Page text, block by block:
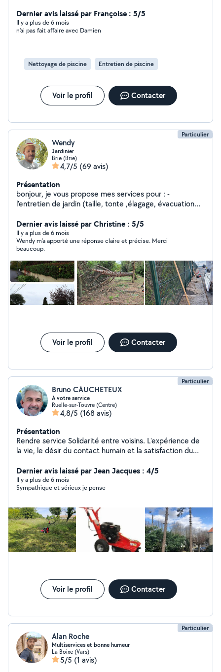
Dernier avis laissé par Françoise : 5/5
Il y a plus de 6 mois
n'ai pas fait affaire avec Damien
Nettoyage de piscine Entretien de piscine
Voir le profil Contacter
Particulier
Wendy
Jardinier
Brie (Brie)
4,7/5 (69 avis)
Présentation
bonjour, je vous propose mes services pour : -
l'entretien de jardin (taille, tonte ,élagage, évacuation
demoussage de toiture -petit bricolage -petite peinture
n'hésitez pas à me contacter
Dernier avis laissé par Christine : 5/5
Il y a plus de 6 mois
Wendy m’a apporté une réponse claire et précise. Merci
beaucoup.
Voir le profil Contacter
Particulier
Bruno CAUCHETEUX
A votre service
Ruelle-sur-Touvre (Centre)
4,8/5 (168 avis)
Présentation
Rendre service Solidarité entre voisins. L'expérience de
la vie, le désir du contact humain et la satisfaction du
dire gratuité.....
Dernier avis laissé par Jean Jacques : 4/5
Il y a plus de 6 mois
Sympathique et sérieux je pense
Voir le profil Contacter
Particulier
Alan Roche
Multiservices et bonne humeur
La Boixe (Vars)
5/5 (1 avis)